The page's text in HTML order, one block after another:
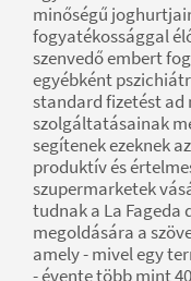
minőségű
fogyatékossággal
szenvedő embert
egyébként
standard fizetést ad
szolgáltatásainak
segítenek ezeknek
produktív és
szupermarketek
tudnak a La Fageda
megoldására a
amely - mivel egy
- évente több mint